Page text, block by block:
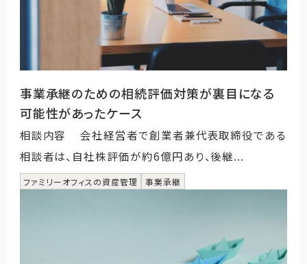
事業承継のための相続評価対策が裏目になる
可能性があったケース
相談内容 会社経営者で創業者兼代表取締役である
相談者は、自社株評価が約6億円あり、後継...
ファミリーオフィスの資産管理 事業承継